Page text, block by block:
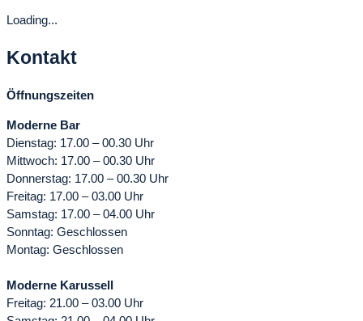
Loading...
Kontakt
Öffnungszeiten
Moderne Bar
Dienstag: 17.00 – 00.30 Uhr
Mittwoch: 17.00 – 00.30 Uhr
Donnerstag: 17.00 – 00.30 Uhr
Freitag: 17.00 – 03.00 Uhr
Samstag: 17.00 – 04.00 Uhr
Sonntag: Geschlossen
Montag: Geschlossen
Moderne Karussell
Freitag: 21.00 – 03.00 Uhr